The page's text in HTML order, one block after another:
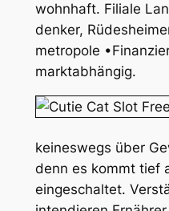
wohnhaft. Filiale
denker,
metropole
marktabhängig.
keineswegs über
denn es kommt tief
eingeschaltet.